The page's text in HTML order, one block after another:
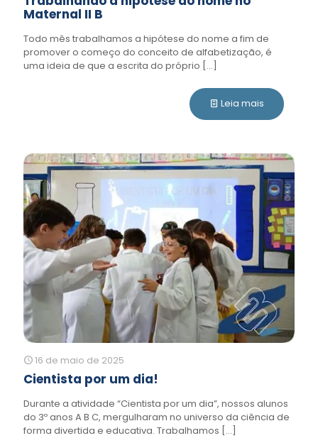
Maternal II B
Todo mês trabalhamos a hipótese do nome a fim de
promover o começo do conceito de alfabetização, é
uma ideia de que a escrita do próprio […]
Leia mais
16 de maio de 2025
Cientista por um dia!
Durante a atividade “Cientista por um dia”, nossos alunos
do 3º anos A B C, mergulharam no universo da ciência de
forma divertida e educativa. Trabalhamos […]